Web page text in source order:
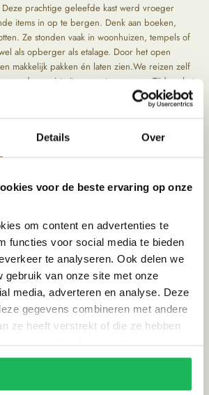
Details Over
voor de beste ervaring op onze
om content en advertenties te
functies voor social media te bieden
te analyseren. Ook delen we
gebruik van onze site met onze
media, adverteren en analyse. Deze
gegevens combineren met andere
ze heeft verstrekt of die ze hebben
Deze prachtige geleefde kast werd vroeger
items in op te bergen. Denk aan boeken,
Ze stonden vaak in woonhuizen, tempels of
als opberger als etalage. Door het open
makkelijk pakken én laten zien.We reizen zelf
om de mooiste items op te speuren. Tijdens het
letten we vooral op kwaliteit en oorsprong.
uit het verleden, hierdoor zijn ze
Hout
China
Scandinavisch | Landelijk